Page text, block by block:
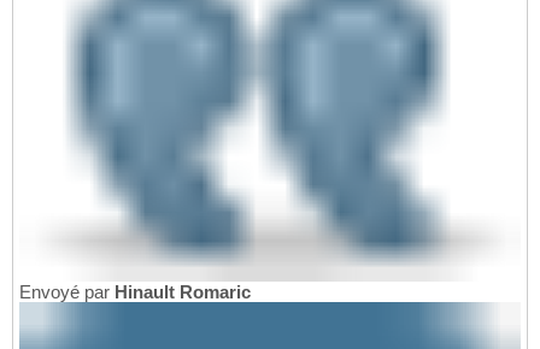
Envoyé par Hinault Romaric